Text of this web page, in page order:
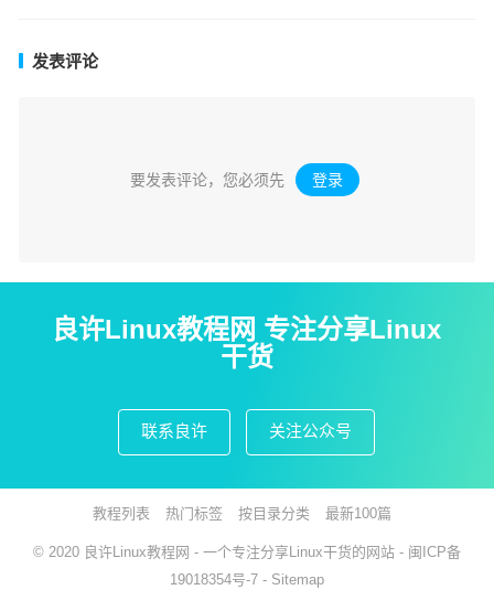
发表评论
要发表评论，您必须先 登录 。
良许Linux教程网 专注分享Linux
干货
联系良许 关注公众号
教程列表 热门标签 按目录分类 最新100篇
© 2020 良许Linux教程网 - 一个专注分享Linux干货的网站 - 闽ICP备
19018354号-7 - Sitemap